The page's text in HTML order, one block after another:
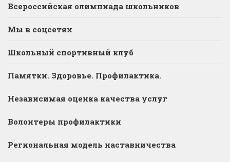
Всероссийская олимпиада школьников
Мы в соцсетях
Школьный спортивный клуб
Памятки. Здоровье. Профилактика.
Независимая оценка качества услуг
Волонтеры профилактики
Региональная модель наставничества